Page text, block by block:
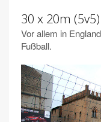
30 x 20m (5v5)
Vor allem in
Fußball.